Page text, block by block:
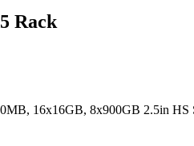
Rack
16x16GB, 8x900GB 2.5in